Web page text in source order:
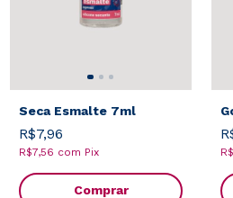
Seca Esmalte 7ml
R$7,96
R$7,56 com Pix
Comprar